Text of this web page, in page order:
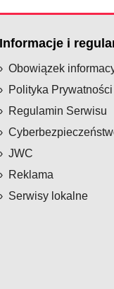
Informacje i
Obowiązek
Polityka Prywatności
Regulamin Serwisu
JWC
Reklama
Serwisy lokalne